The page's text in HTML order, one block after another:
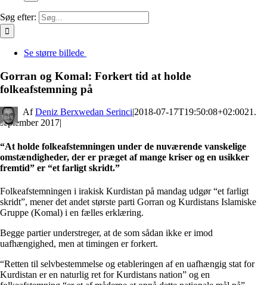
Søg efter:
Se større billede
Gorran og Komal: Forkert tid at holde
folkeafstemning på
By Deniz Berxwedan Serinci|2018-07-17T19:50:08+02:0021.
september 2017|
“At holde folkeafstemningen under de nuværende vanskelige
omstændigheder, der er præget af mange kriser og en usikker
fremtid” er “et farligt skridt.”
Folkeafstemningen i irakisk Kurdistan på mandag udgør “et farligt
skridt”, mener det andet største parti Gorran og Kurdistans Islamiske
Gruppe (Komal) i en fælles erklæring.
Begge partier understreger, at de som sådan ikke er imod
uafhængighed, men at timingen er forkert.
“Retten til selvbestemmelse og etableringen af en uafhængig stat for
Kurdistan er en naturlig ret for Kurdistans nation” og en